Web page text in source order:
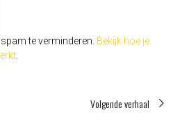
te verminderen. Bekijk hoe je
Volgende verhaal